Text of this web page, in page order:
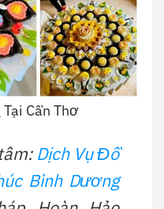
Cần Thơ
Dịch Vụ Đồ
Bình Dương